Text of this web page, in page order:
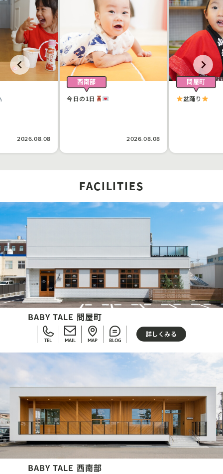
2026.08.08
西南部
今日の1日
2026.08.08
問屋町
盆踊り
FACILITIES
BABY TALE 問屋町
TEL MAIL MAP BLOG
詳しくみる
BABY TALE 西南部